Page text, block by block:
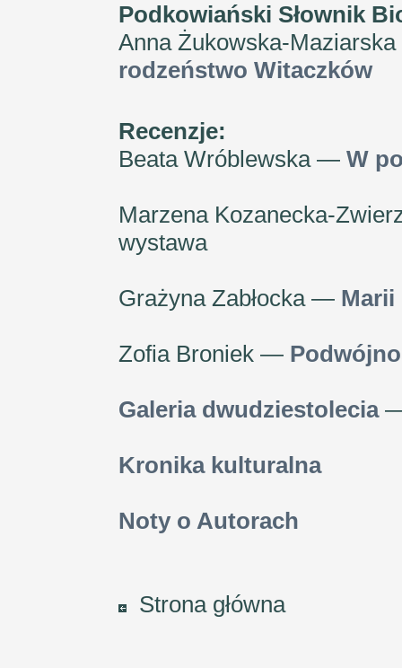
Podkowiański Słownik
Anna Żukowska-
rodzeństwo Witaczków
Recenzje:
Beata Wróblewska — W
Marzena Kozanecka-
wystawa
Grażyna Zabłocka — Marii
Zofia Broniek —
Galeria dwudziestolecia—
Kronika kulturalna
Noty o Autorach
Strona główna